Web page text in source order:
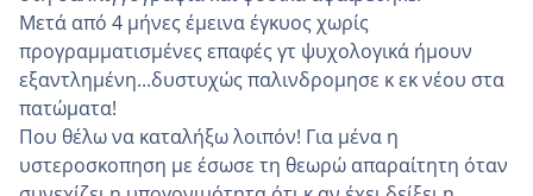
Μετά από 4 μήνες έμεινα έγκυος χωρίς
προγραμματισμένες επαφές γτ ψυχολογικά ήμουν
εξαντλημένη...δυστυχώς παλινδρομησε κ εκ νέου στα
πατώματα!
Που θέλω να καταλήξω λοιπόν! Για μένα η
υστεροσκοπηση με έσωσε τη θεωρώ απαραίτητη όταν